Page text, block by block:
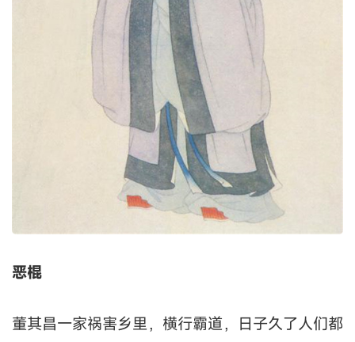
恶棍
董其昌一家祸害乡里，横行霸道，日子久了人们都